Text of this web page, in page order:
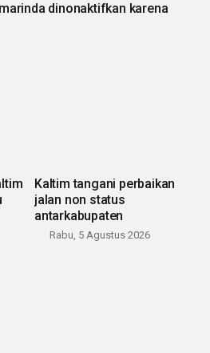
dinonaktifkan karena
Kaltim tangani perbaikan
jalan non status
antarkabupaten
Rabu, 5 Agustus 2026